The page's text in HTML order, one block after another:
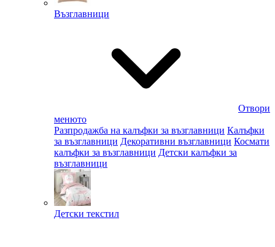
Възглавници
Отвори
менюто
Разпродажба на калъфки за възглавници Калъфки
за възглавници Декоративни възглавници Космати
калъфки за възглавници Детски калъфки за
възглавници
Детски текстил